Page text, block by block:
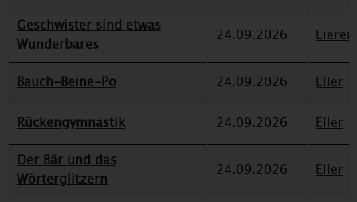
Geschwister sind etwas
Wunderbares
24.09.2026
Bauch-Beine-Po 24.09.2026 Eller
Rückengymnastik 24.09.2026
Eller
Der Bär und das
Wörterglitzern
24.09.2026 Eller